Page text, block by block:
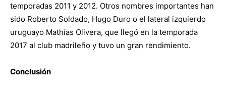
temporadas 2011 y 2012. Otros nombres importantes han
sido Roberto Soldado, Hugo Duro o el lateral izquierdo
uruguayo Mathías Olivera, que llegó en la temporada
2017 al club madrileño y tuvo un gran rendimiento.
Conclusión